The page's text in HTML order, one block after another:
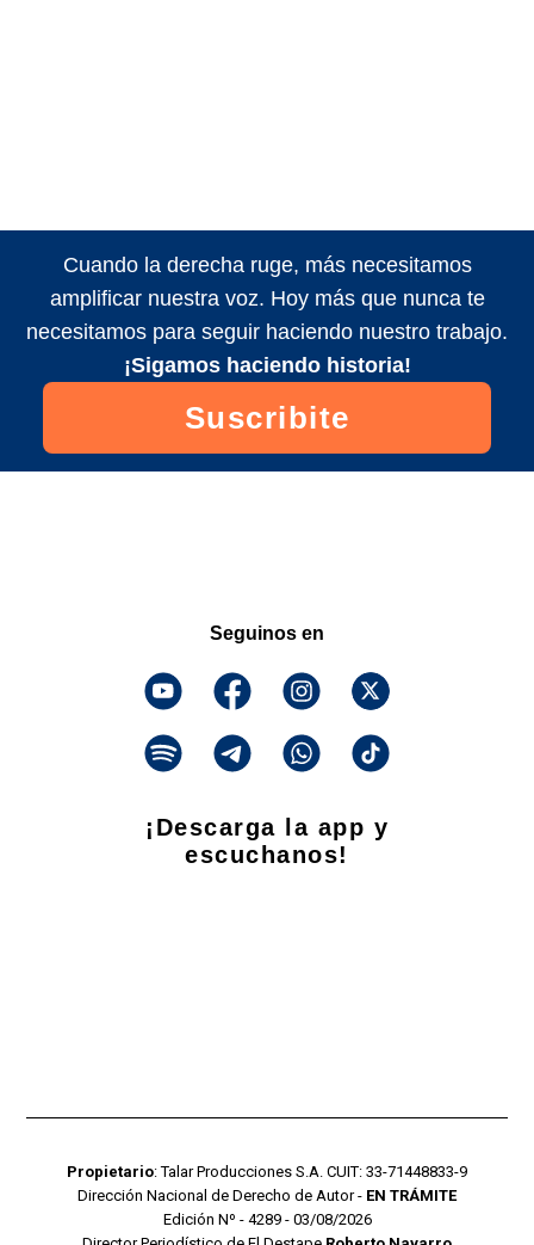
Cuando la derecha ruge, más necesitamos
amplificar nuestra voz. Hoy más que nunca te
necesitamos para seguir haciendo nuestro trabajo.
¡Sigamos haciendo historia!
Suscribite
Seguinos en
¡Descarga la app y
escuchanos!
Propietario: Talar Producciones S.A. CUIT: 33-71448833-9
Dirección Nacional de Derecho de Autor - EN TRÁMITE
Edición Nº - 4289 - 03/08/2026